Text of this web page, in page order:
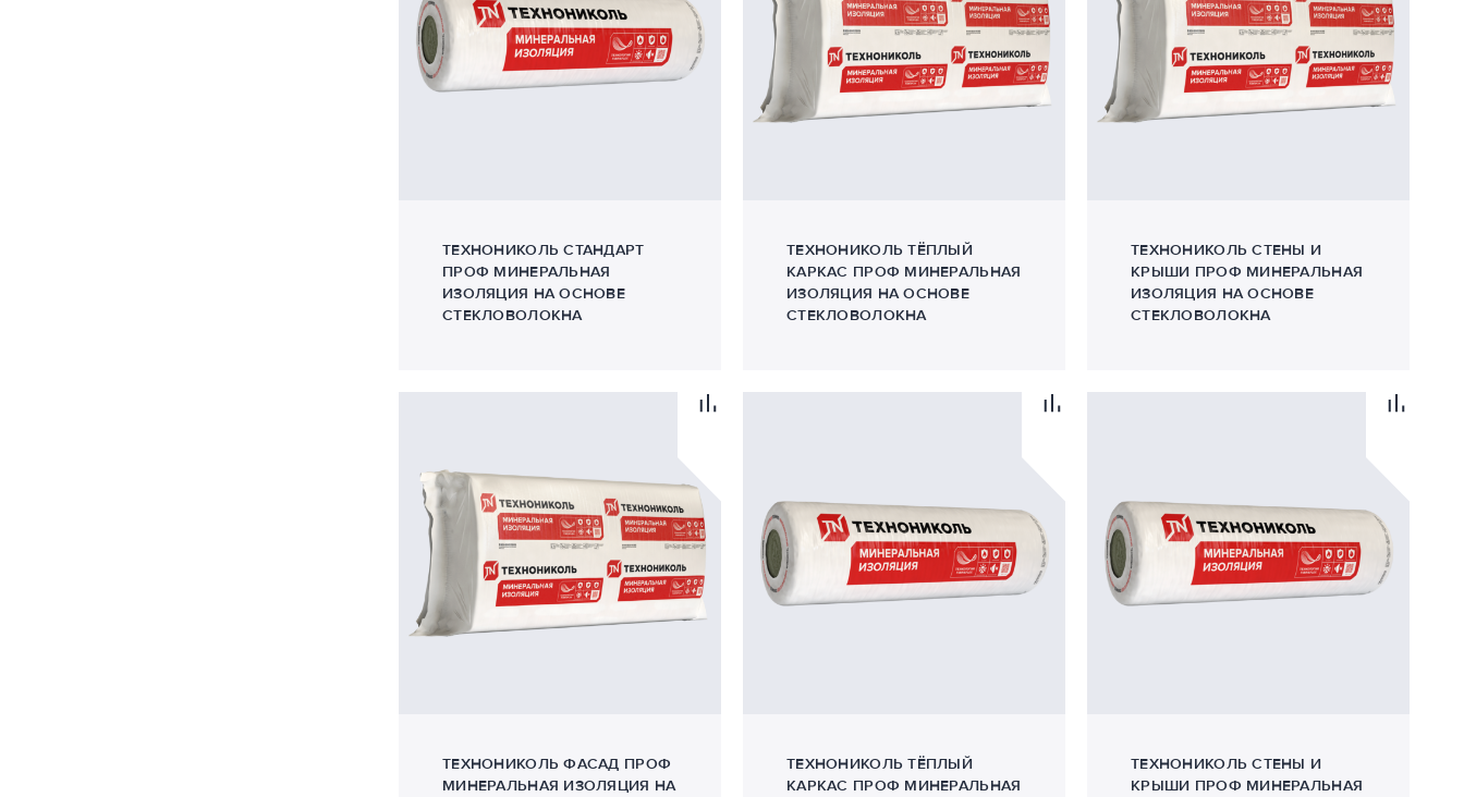
ТЕХНОНИКОЛЬ СТАНДАРТ
ПРОФ МИНЕРАЛЬНАЯ
ИЗОЛЯЦИЯ НА ОСНОВЕ
СТЕКЛОВОЛОКНА
ТЕХНОНИКОЛЬ ТЁПЛЫЙ
КАРКАС ПРОФ МИНЕРАЛЬНАЯ
ИЗОЛЯЦИЯ НА ОСНОВЕ
СТЕКЛОВОЛОКНА
ТЕХНОНИКОЛЬ СТЕНЫ И
КРЫШИ ПРОФ МИНЕРАЛЬНАЯ
ИЗОЛЯЦИЯ НА ОСНОВЕ
СТЕКЛОВОЛОКНА
ТЕХНОНИКОЛЬ ФАСАД ПРОФ
МИНЕРАЛЬНАЯ ИЗОЛЯЦИЯ НА
ТЕХНОНИКОЛЬ ТЁПЛЫЙ
КАРКАС ПРОФ МИНЕРАЛЬНАЯ
ТЕХНОНИКОЛЬ СТЕНЫ И
КРЫШИ ПРОФ МИНЕРАЛЬНАЯ